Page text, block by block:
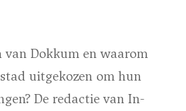
Dokkum en waarom
uitgekozen om hun
De redactie van In-